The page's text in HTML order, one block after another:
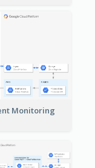
Monitoring